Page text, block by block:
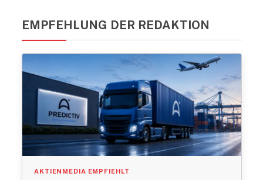
EMPFEHLUNG DER REDAKTION
AKTIENMEDIA EMPFIEHLT